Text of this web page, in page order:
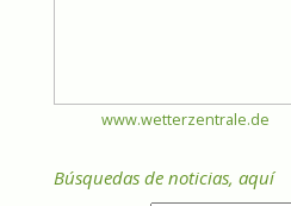
www.wetterzentrale.de
Búsquedas de noticias, aquí